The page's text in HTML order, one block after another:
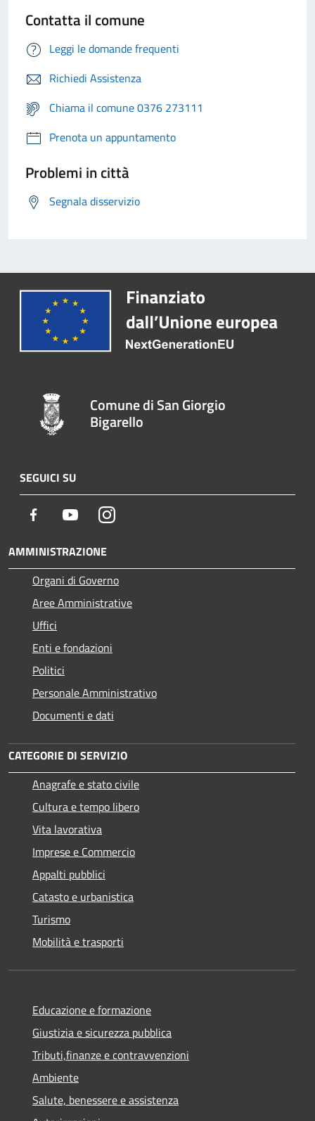
Contatta il comune
Leggi le domande frequenti
Richiedi Assistenza
Chiama il comune 0376 273111
Prenota un appuntamento
Problemi in città
Segnala disservizio
Comune di San Giorgio
Bigarello
SEGUICI SU
Facebook YoutubeInstagram
AMMINISTRAZIONE
Organi di Governo
Aree Amministrative
Uffici
Enti e fondazioni
Politici
Personale Amministrativo
Documenti e dati
CATEGORIE DI SERVIZIO
Anagrafe e stato civile
Cultura e tempo libero
Vita lavorativa
Imprese e Commercio
Appalti pubblici
Catasto e urbanistica
Turismo
Mobilità e trasporti
Educazione e formazione
Giustizia e sicurezza pubblica
Tributi,finanze e contravvenzioni
Ambiente
Salute, benessere e assistenza